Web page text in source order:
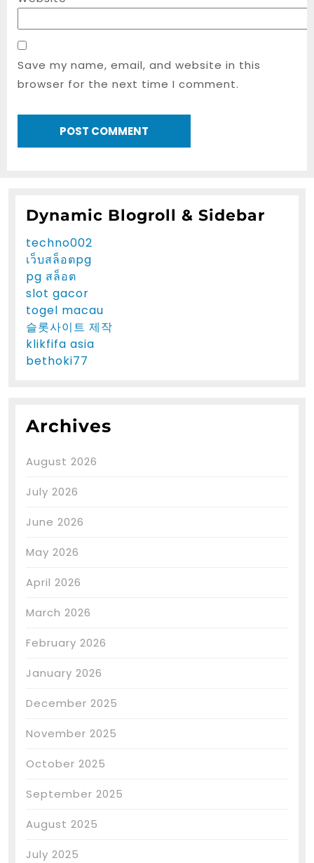
Save my name, email, and website in this
browser for the next time I comment.
Dynamic Blogroll & Sidebar
techno002
เว็บสล็อตpg
pg สล็อต
slot gacor
togel macau
슬롯사이트 제작
klikfifa asia
bethoki77
Archives
August 2026
July 2026
June 2026
May 2026
April 2026
March 2026
February 2026
January 2026
December 2025
November 2025
October 2025
September 2025
August 2025
July 2025